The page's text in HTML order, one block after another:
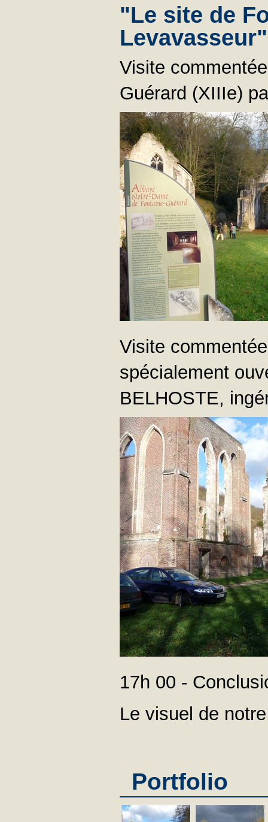
"Le site de
Visite
Guérard (XIIIe)
Visite
spécialement
BELHOSTE,
17h 00 -
Le visuel de
Portfolio